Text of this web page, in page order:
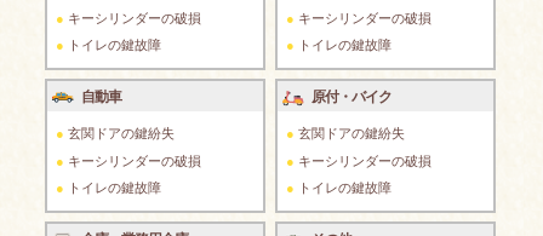
キーシリンダーの破損
トイレの鍵故障
キーシリンダーの破損
トイレの鍵故障
自動車
玄関ドアの鍵紛失
キーシリンダーの破損
トイレの鍵故障
原付・バイク
玄関ドアの鍵紛失
キーシリンダーの破損
トイレの鍵故障